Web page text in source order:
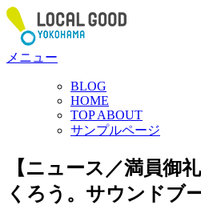
コ
ン
ン
メニュー
BLOG
HOME
TOP ABOUT
サンプルページ
【ニュース／満員御
くろう。サウンドブ